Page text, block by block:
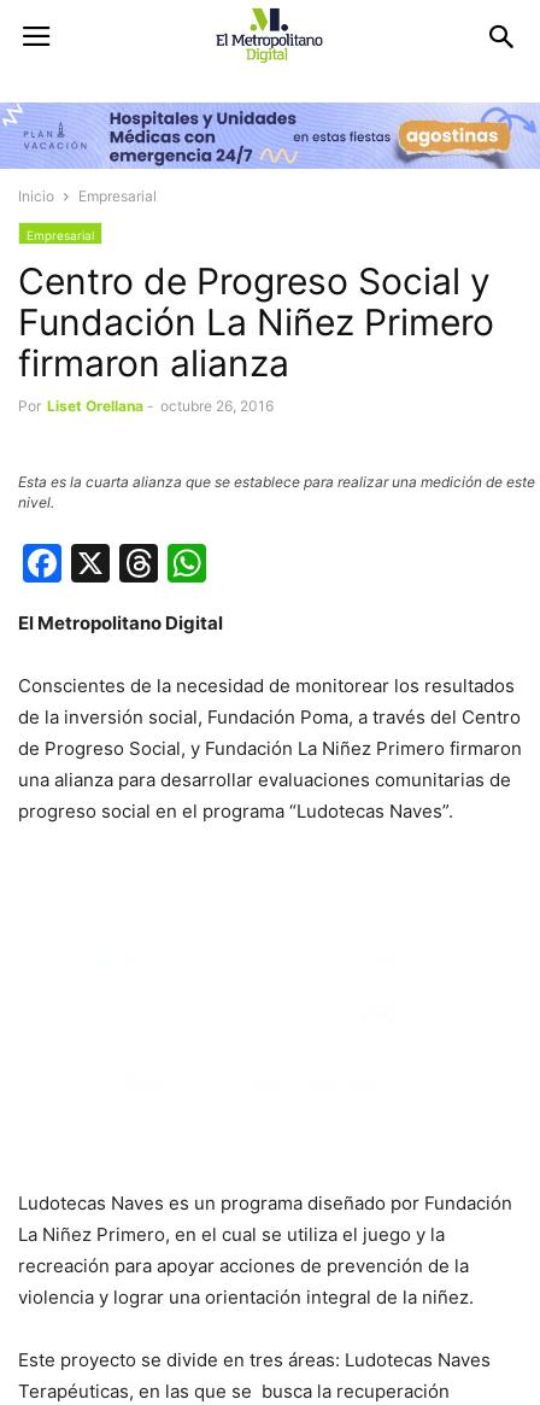
Inicio Empresarial
Empresarial
Centro de Progreso Social y
Fundación La Niñez Primero
firmaron alianza
Por Liset Orellana - octubre 26, 2016
Esta es la cuarta alianza que se establece para realizar una medición de este
nivel.
Facebook
X Threads
El Metropolitano Digital
Conscientes de la necesidad de monitorear los resultados
de la inversión social, Fundación Poma, a través del Centro
de Progreso Social, y Fundación La Niñez Primero firmaron
una alianza para desarrollar evaluaciones comunitarias de
progreso social en el programa “Ludotecas Naves”.
Ludotecas Naves es un programa diseñado por Fundación
La Niñez Primero, en el cual se utiliza el juego y la
recreación para apoyar acciones de prevención de la
violencia y lograr una orientación integral de la niñez.
Este proyecto se divide en tres áreas: Ludotecas Naves
Terapéuticas, en las que se busca la recuperación